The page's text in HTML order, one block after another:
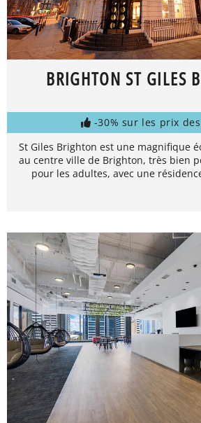
BRIGHTON ST GILES
-30% sur les prix
St Giles Brighton est une magnifique
au centre ville de Brighton, très bien
pour les adultes, avec une